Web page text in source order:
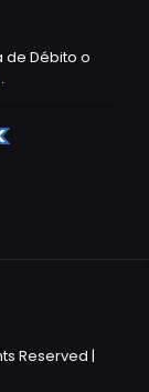
de Débito o
.
Reserved |